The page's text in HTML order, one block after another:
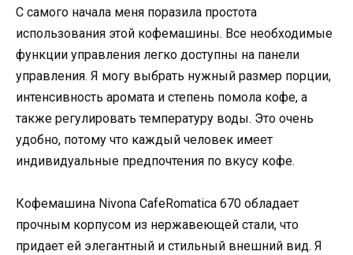
С самого начала меня поразила простота
использования этой кофемашины. Все необходимые
функции управления легко доступны на панели
управления. Я могу выбрать нужный размер порции,
интенсивность аромата и степень помола кофе, а
также регулировать температуру воды. Это очень
удобно, потому что каждый человек имеет
индивидуальные предпочтения по вкусу кофе.
Кофемашина Nivona CafeRomatica 670 обладает
прочным корпусом из нержавеющей стали, что
придает ей элегантный и стильный внешний вид. Я